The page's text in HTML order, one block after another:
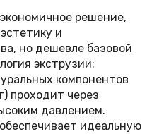
решение,
и
но дешевле базовой
экструзии:
компонентов
проходит через
давлением.
идеальную